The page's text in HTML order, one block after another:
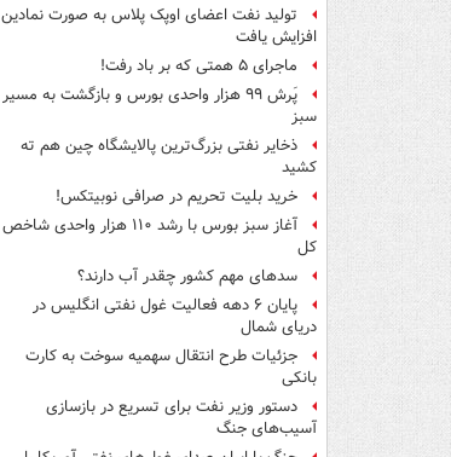
تولید نفت اعضای اوپک پلاس به صورت نمادین
افزایش یافت
ماجرای ۵ همتی که بر باد رفت!
پَرش ۹۹ هزار واحدی بورس و بازگشت به مسیر
سبز
ذخایر نفتی بزرگ‌ترین پالایشگاه چین هم ته
کشید
خرید بلیت تحریم در صرافی نوبیتکس!
آغاز سبز بورس با رشد ۱۱۰ هزار واحدی شاخص
کل
سدهای مهم کشور چقدر آب دارند؟
پایان ۶ دهه فعالیت غول نفتی انگلیس در
دریای شمال
جزئیات طرح انتقال سهمیه سوخت به کارت
بانکی
دستور وزیر نفت برای تسریع در بازسازی
آسیب‌های جنگ